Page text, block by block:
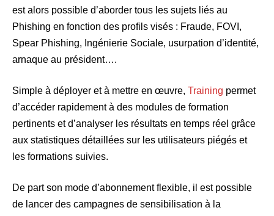
est alors possible d’aborder tous les sujets liés au
Phishing en fonction des profils visés : Fraude, FOVI,
Spear Phishing, Ingénierie Sociale, usurpation d’identité,
arnaque au président….
Simple à déployer et à mettre en œuvre, Training permet
d’accéder rapidement à des modules de formation
pertinents et d’analyser les résultats en temps réel grâce
aux statistiques détaillées sur les utilisateurs piégés et
les formations suivies.
De part son mode d’abonnement flexible, il est possible
de lancer des campagnes de sensibilisation à la